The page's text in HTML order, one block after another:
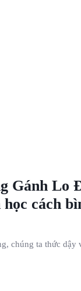
Gánh Lo
học cách
chúng ta thức